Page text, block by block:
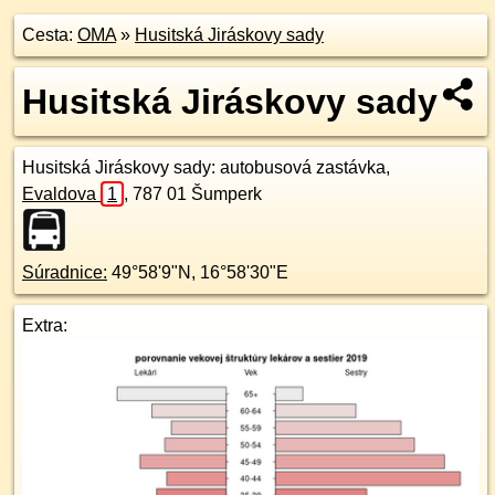
Cesta: OMA» Husitská Jiráskovy sady
Husitská Jiráskovy sady
Husitská Jiráskovy sady: autobusová zastávka,
Evaldova
1 , 787 01 Šumperk
Súradnice: 49°58'9"N , 16°58'30"E
Extra: